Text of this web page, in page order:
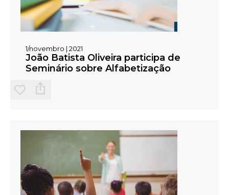
1/novembro | 2021
João Batista Oliveira participa de
Seminário sobre Alfabetização